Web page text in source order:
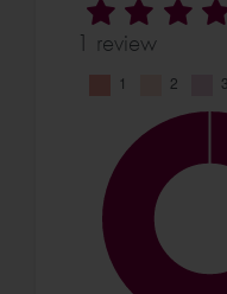
1 review